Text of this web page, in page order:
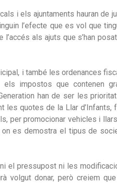
i els ajuntaments hauran de
l’efecte que es vol que
als ajuts que s’han
i també les ordenances
els impostos que contenen
han de ser les
les quotes de la Llar d’Infants,
per promocionar vehicles i
es demostra el tipus de
ni el pressupost ni les
volgut donar, però creiem